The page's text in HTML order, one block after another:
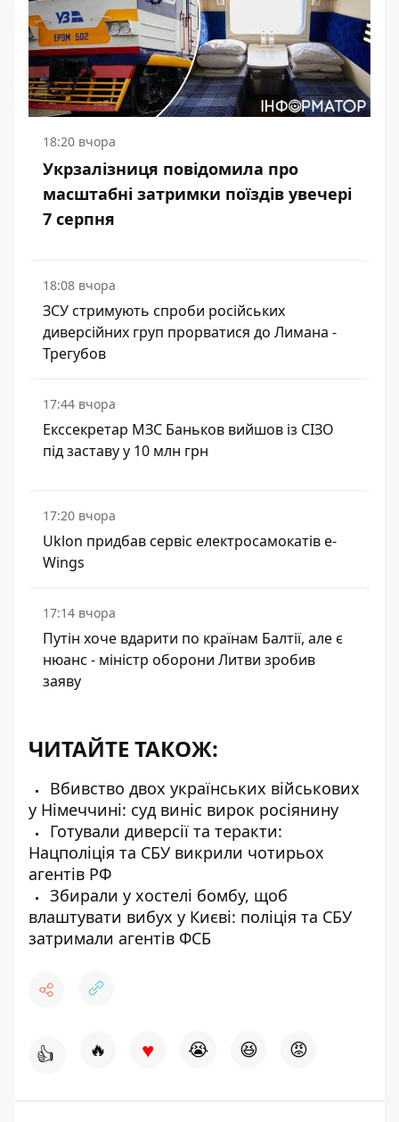
18:20 вчора
Укрзалізниця повідомила про
масштабні затримки поїздів увечері
7 серпня
18:08 вчора
ЗСУ стримують спроби російських
диверсійних груп прорватися до Лимана -
Трегубов
17:44 вчора
Екссекретар МЗС Баньков вийшов із СІЗО
під заставу у 10 млн грн
17:20 вчора
Uklon придбав сервіс електросамокатів e-
Wings
17:14 вчора
Путін хоче вдарити по країнам Балтії, але є
нюанс - міністр оборони Литви зробив
заяву
ЧИТАЙТЕ ТАКОЖ:
Вбивство двох українських військових
у Німеччині: суд виніс вирок росіянину
Готували диверсії та теракти:
Нацполіція та СБУ викрили чотирьох
агентів РФ
Збирали у хостелі бомбу, щоб
влаштувати вибух у Києві: поліція та СБУ
затримали агентів ФСБ
👍 🔥 ♥ 😭 😆 😡